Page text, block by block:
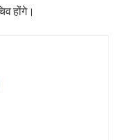
होंगे।